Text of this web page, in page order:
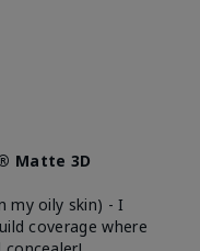
Matte 3D
my oily skin) - I
coverage where